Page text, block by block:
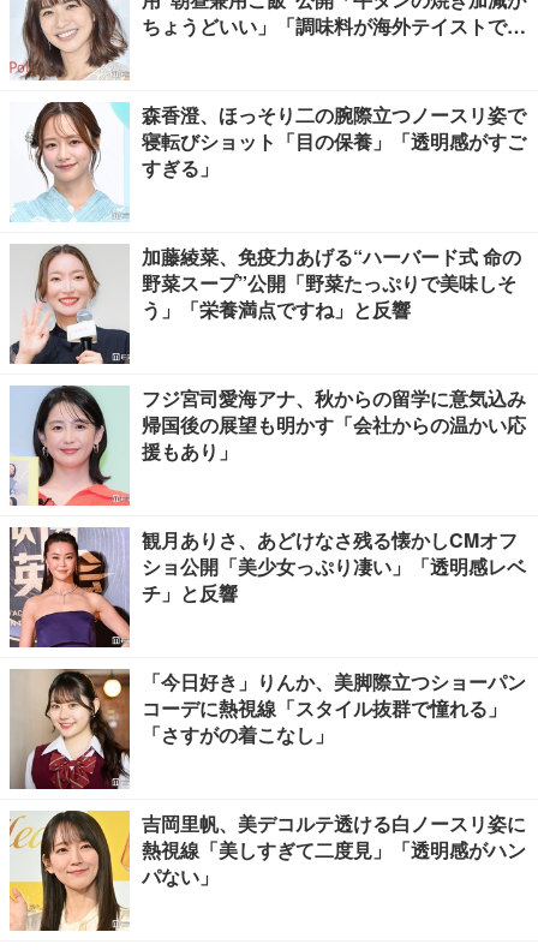
ちょうどいい」「調味料が海外テイストでお
森香澄、ほっそり二の腕際立つノースリ姿で
寝転びショット「目の保養」「透明感がすご
すぎる」
加藤綾菜、免疫力あげる“ハーバード式 命の
野菜スープ”公開「野菜たっぷりで美味しそ
う」「栄養満点ですね」と反響
フジ宮司愛海アナ、秋からの留学に意気込み
帰国後の展望も明かす「会社からの温かい応
援もあり」
観月ありさ、あどけなさ残る懐かしCMオフ
ショ公開「美少女っぷり凄い」「透明感レベ
チ」と反響
「今日好き」りんか、美脚際立つショーパン
コーデに熱視線「スタイル抜群で憧れる」
「さすがの着こなし」
吉岡里帆、美デコルテ透ける白ノースリ姿に
熱視線「美しすぎて二度見」「透明感がハン
パない」